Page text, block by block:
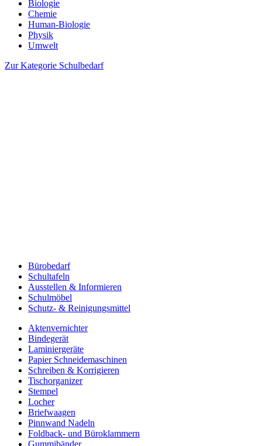
Biologie
Chemie
Human-Biologie
Physik
Umwelt
Zur Kategorie Schulbedarf
Bürobedarf
Schultafeln
Ausstellen & Informieren
Schulmöbel
Schutz- & Reinigungsmittel
Aktenvernichter
Bindegerät
Laminiergeräte
Papier Schneidemaschinen
Schreiben & Korrigieren
Tischorganizer
Stempel
Locher
Briefwaagen
Pinnwand Nadeln
Foldback- und Büroklammern
Gummibänder